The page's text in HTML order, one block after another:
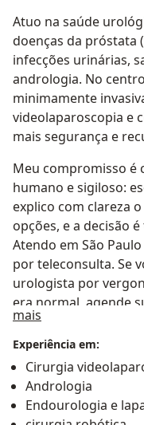
Atuo na saúde
doenças da próstata
infecções urinárias,
andrologia. No
minimamente
videolaparoscopia e
mais segurança e
Meu compromisso é
humano e sigiloso:
explico com clareza
opções, e a decisão
Atendo em São
por teleconsulta. Se
urologista por
era normal, agende
segurança é o
mais
Experiência em:
Cirurgia
Andrologia
Endourologia e